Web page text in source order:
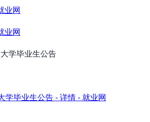
业网
业网
学毕业生公告
学毕业生公告 - 详情 - 就业网